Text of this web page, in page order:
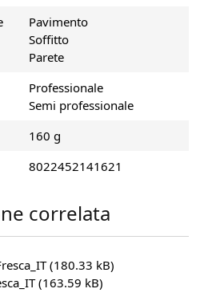
Pavimento
Soffitto
Parete
Professionale
Semi professionale
160 g
8022452141621
correlata
(180.33 kB)
(163.59 kB)